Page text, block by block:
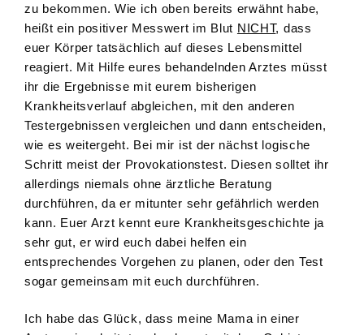
zu bekommen. Wie ich oben bereits erwähnt habe,
heißt ein positiver Messwert im Blut NICHT, dass
euer Körper tatsächlich auf dieses Lebensmittel
reagiert. Mit Hilfe eures behandelnden Arztes müsst
ihr die Ergebnisse mit eurem bisherigen
Krankheitsverlauf abgleichen, mit den anderen
Testergebnissen vergleichen und dann entscheiden,
wie es weitergeht. Bei mir ist der nächst logische
Schritt meist der Provokationstest. Diesen solltet ihr
allerdings niemals ohne ärztliche Beratung
durchführen, da er mitunter sehr gefährlich werden
kann. Euer Arzt kennt eure Krankheitsgeschichte ja
sehr gut, er wird euch dabei helfen ein
entsprechendes Vorgehen zu planen, oder den Test
sogar gemeinsam mit euch durchführen.
Ich habe das Glück, dass meine Mama in einer